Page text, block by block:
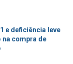
e deficiência leve
na compra de